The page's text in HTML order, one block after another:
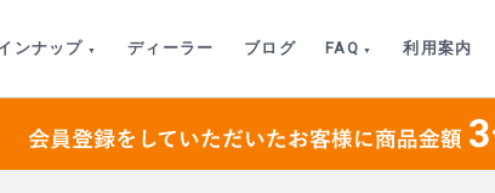
ンナップ ディーラー ブログ FAQ 利用案内